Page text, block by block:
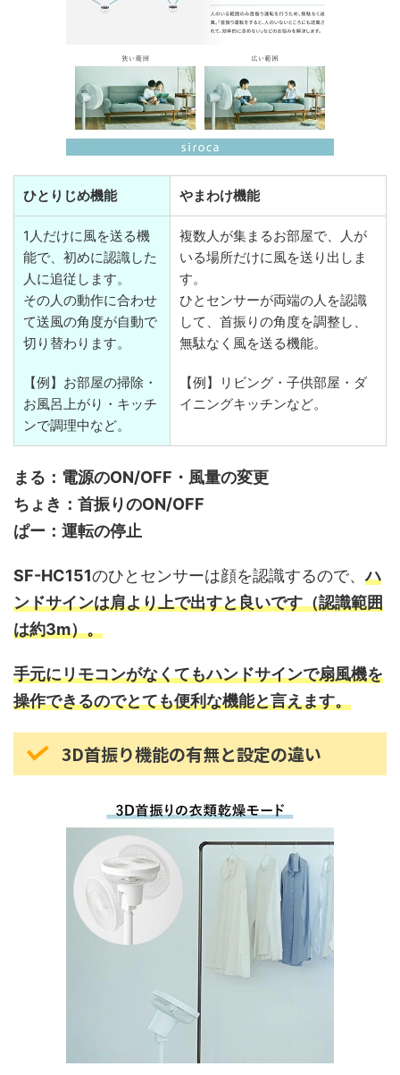
ひとりじめ機能 やまわけ機能
1人だけに風を送る機
能で、初めに認識した
人に追従します。
その人の動作に合わせ
て送風の角度が自動で
切り替わります。
【例】お部屋の掃除・
お風呂上がり・キッチ
ンで調理中など。
複数人が集まるお部屋で、人が
いる場所だけに風を送り出しま
す。
ひとセンサーが両端の人を認識
して、首振りの角度を調整し、
無駄なく風を送る機能。
【例】リビング・子供部屋・ダ
イニングキッチンなど。
まる：電源のON/OFF・風量の変更
ちょき：首振りのON/OFF
ぱー：運転の停止
SF-HC151のひとセンサーは顔を認識するので、ハ
ンドサインは肩より上で出すと良いです（認識範囲
は約3m）。
手元にリモコンがなくてもハンドサインで扇風機を
操作できるのでとても便利な機能と言えます。
3D首振り機能の有無と設定の違い